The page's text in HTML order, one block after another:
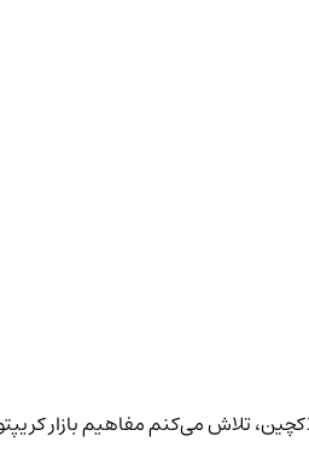
تلاش می‌کنم مفاهیم بازار